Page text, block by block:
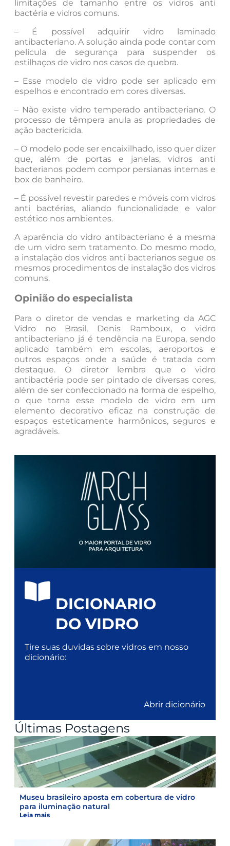
limitações de tamanho entre os vidros anti
bactéria e vidros comuns.
– É possível adquirir vidro laminado
antibacteriano. A solução ainda pode contar com
película de segurança para suspender os
estilhaços de vidro nos casos de quebra.
– Esse modelo de vidro pode ser aplicado em
espelhos e encontrado em cores diversas.
– Não existe vidro temperado antibacteriano. O
processo de têmpera anula as propriedades de
ação bactericida.
– O modelo pode ser encaixilhado, isso quer dizer
que, além de portas e janelas, vidros anti
bacterianos podem compor persianas internas e
box de banheiro.
– É possível revestir paredes e móveis com vidros
anti bactérias, aliando funcionalidade e valor
estético nos ambientes.
A aparência do vidro antibacteriano é a mesma
de um vidro sem tratamento. Do mesmo modo,
a instalação dos vidros anti bacterianos segue os
mesmos procedimentos de instalação dos vidros
comuns.
Opinião do especialista
Para o diretor de vendas e marketing da AGC
Vidro no Brasil, Denis Ramboux, o vidro
antibacteriano já é tendência na Europa, sendo
aplicado também em escolas, aeroportos e
outros espaços onde a saúde é tratada com
destaque. O diretor lembra que o vidro
antibactéria pode ser pintado de diversas cores,
além de ser confeccionado na forma de espelho,
o que torna esse modelo de vidro em um
elemento decorativo eficaz na construção de
espaços esteticamente harmônicos, seguros e
agradáveis.
DICIONARIO
DO VIDRO
Tire suas duvidas sobre vidros em nosso
dicionário:
Abrir dicionário
Últimas Postagens
Museu brasileiro aposta em cobertura de vidro
para iluminação natural
Leia mais